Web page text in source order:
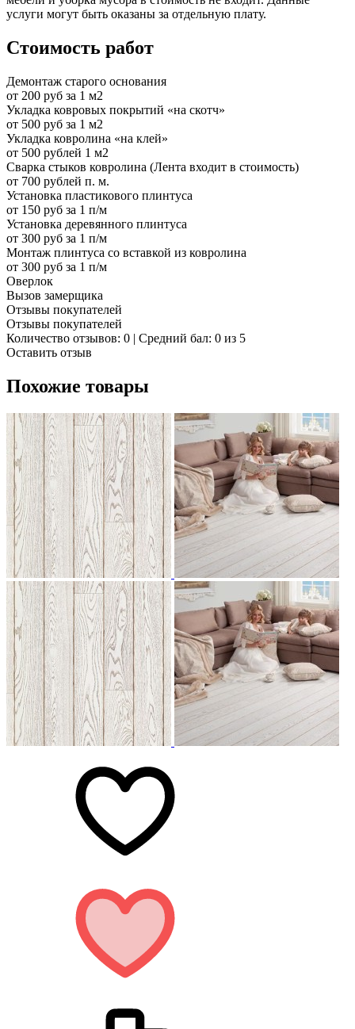
услуги могут быть оказаны за отдельную плату.
Стоимость работ
Демонтаж старого основания
от 200 руб за 1 м2
Укладка ковровых покрытий «на скотч»
от 500 руб за 1 м2
Укладка ковролина «на клей»
от 500 рублей 1 м2
Сварка стыков ковролина (Лента входит в стоимость)
от 700 рублей п. м.
Установка пластикового плинтуса
от 150 руб за 1 п/м
Установка деревянного плинтуса
от 300 руб за 1 п/м
Монтаж плинтуса со вставкой из ковролина
от 300 руб за 1 п/м
Оверлок
Вызов замерщика
Отзывы покупателей
Отзывы покупателей
Количество отзывов: 0 | Средний бал: 0 из 5
Оставить отзыв
Похожие товары